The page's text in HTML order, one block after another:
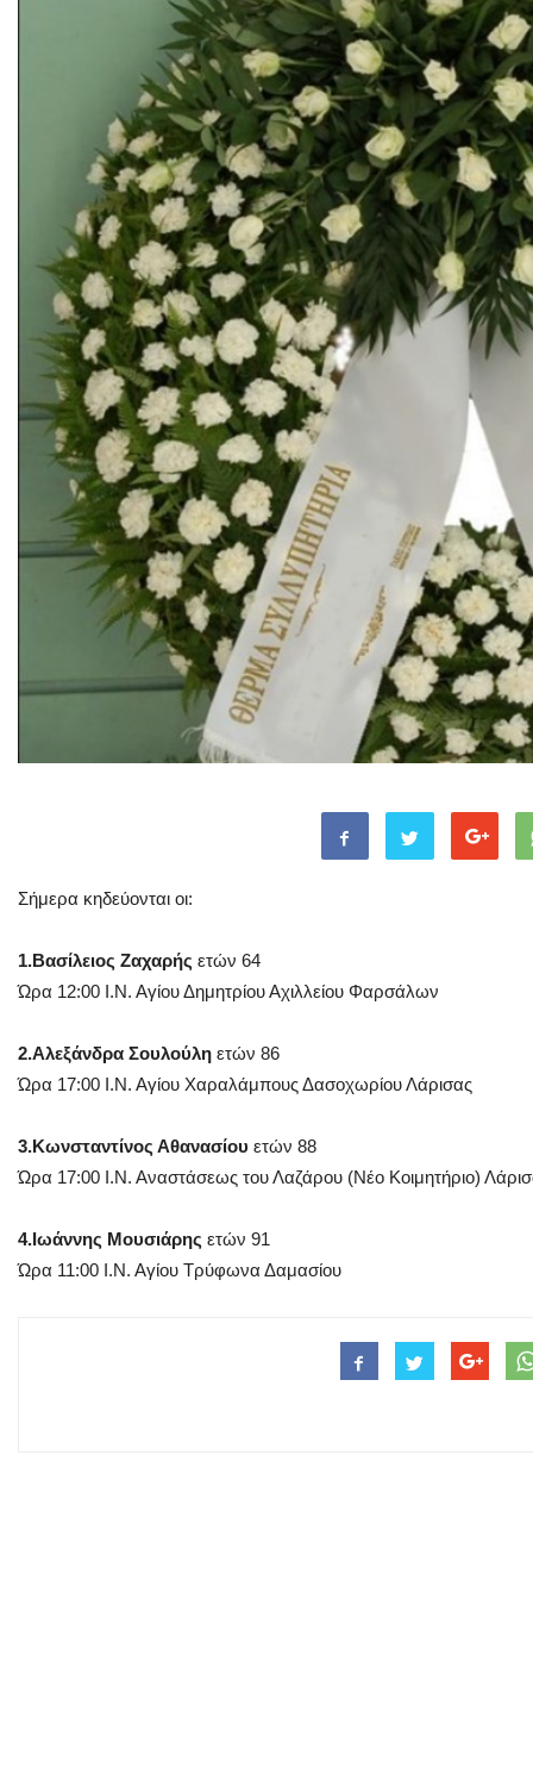
Σήμερα κηδεύονται οι:
1.Βασίλειος Ζαχαρής ετών 64
Ώρα 12:00 Ι.Ν. Αγίου Δημητρίου Αχιλλείου Φαρσάλων
2.Αλεξάνδρα Σουλούλη ετών 86
Ώρα 17:00 Ι.Ν. Αγίου Χαραλάμπους Δασοχωρίου Λάρισας
3.Κωνσταντίνος Αθανασίου ετών 88
Ώρα 17:00 Ι.Ν. Αναστάσεως του Λαζάρου (Νέο Κοιμητήριο)
4.Ιωάννης Μουσιάρης ετών 91
Ώρα 11:00 Ι.Ν. Αγίου Τρύφωνα Δαμασίου